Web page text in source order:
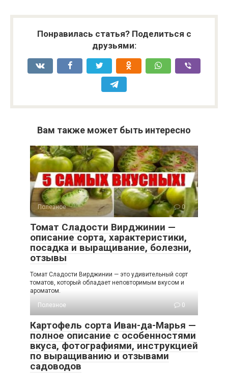
Понравилась статья? Поделиться с
друзьями:
Вам также может быть интересно
Полезное 0
Томат Сладости Вирджинии —
описание сорта, характеристики,
посадка и выращивание, болезни,
отзывы
Томат Сладости Вирджинии — это удивительный сорт
томатов, который обладает неповторимым вкусом и
ароматом.
Полезное
0
Картофель сорта Иван-да-Марья —
полное описание с особенностями
вкуса, фотографиями, инструкцией
по выращиванию и отзывами
садоводов